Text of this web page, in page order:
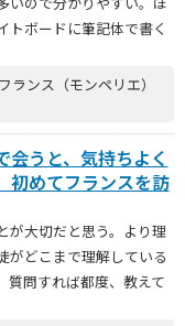
トボードに筆記体で書く
ランス（モンペリエ）
会うと、気持ちよく
初めてフランスを訪
が大切だと思う。より理
がどこまで理解している
質問すれば都度、教えて